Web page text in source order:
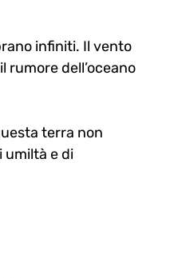
infiniti. Il vento
rumore dell’oceano
terra non
umiltà e di